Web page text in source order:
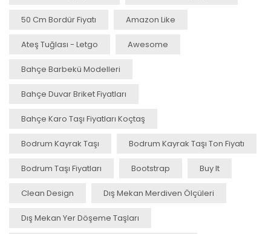
50 Cm Bordür Fiyatı Amazon Like
Ateş Tuğlası - Letgo Awesome
Bahçe Barbekü Modelleri
Bahçe Duvar Briket Fiyatları
Bahçe Karo Taşı Fiyatları Koçtaş
Bodrum Kayrak Taşı Bodrum Kayrak Taşı Ton Fiyatı
Bodrum Taşı Fiyatları Bootstrap Buy It
Clean Design Dış Mekan Merdiven Ölçüleri
Dış Mekan Yer Döşeme Taşları